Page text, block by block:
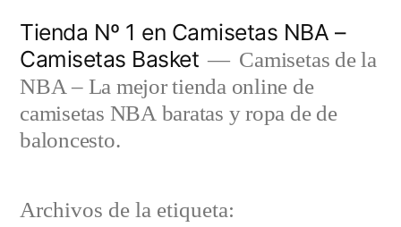
contenido
Tienda Nº 1 en Camisetas NBA –
Camisetas Basket
Camisetas de la
NBA – La mejor tienda online de
camisetas NBA baratas y ropa de de
baloncesto.
Archivos de la etiqueta: